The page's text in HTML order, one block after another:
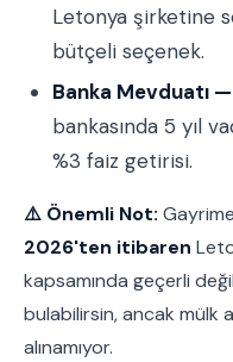
Letonya şirketine
bütçeli seçenek.
Banka Mevduatı
bankasında 5 yıl
%3 faiz getirisi.
⚠️ Önemli Not:
2026'ten itibaren
kapsamında geçerli
bulabilirsin, ancak mülk
alınamıyor.